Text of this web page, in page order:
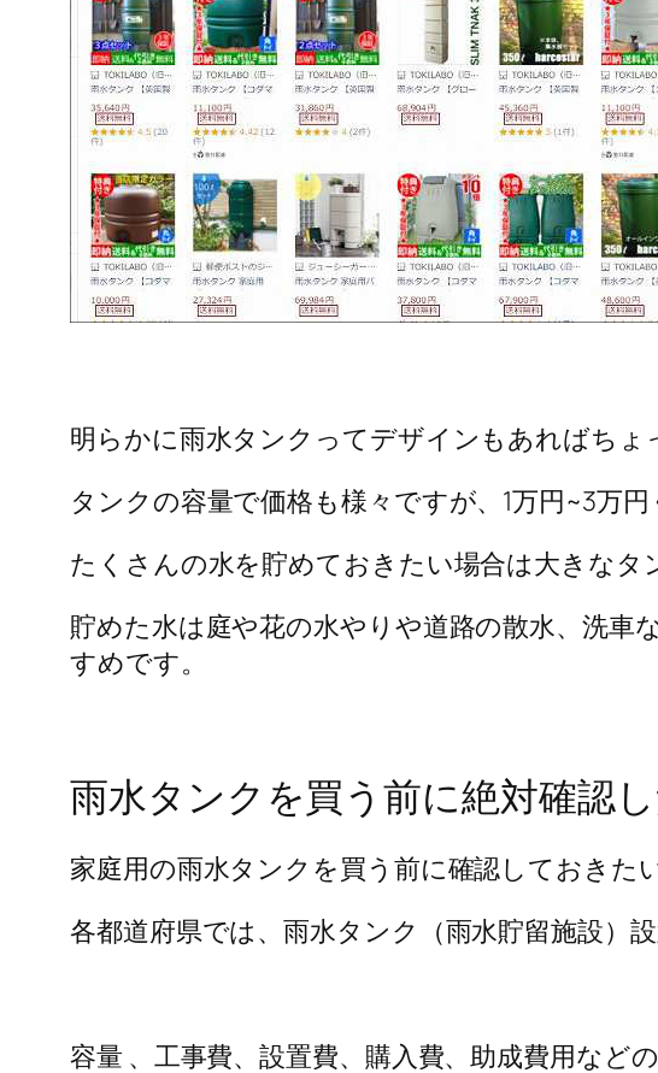
明らかに雨水タンクってデザインもあればち
タンクの容量で価格も様々ですが、1万円~3万
たくさんの水を貯めておきたい場合は大きなタ
貯めた水は庭や花の水やりや道路の散水、洗
すめです。
雨水タンクを買う前に絶対確認
家庭用の雨水タンクを買う前に確認しておきた
各都道府県では、雨水タンク（雨水貯留施設）
容量 、工事費、設置費、購入費、助成費用など